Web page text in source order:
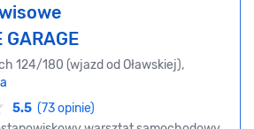
124/180 (wjazd od Oławskiej),
5.5 (73 opinie)